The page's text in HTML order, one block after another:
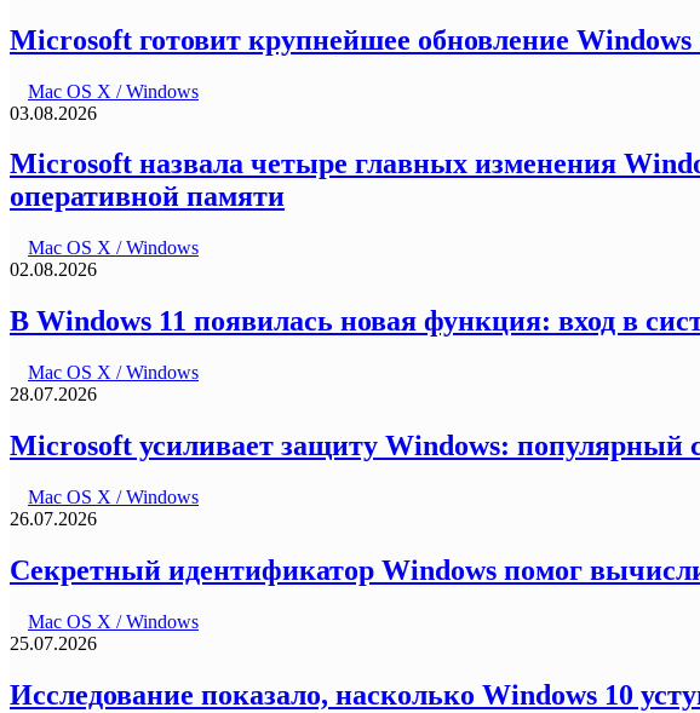
Microsoft готовит крупнейшее обновление
Mac OS X / Windows
03.08.2026
Microsoft назвала четыре главных изменения
оперативной памяти
Mac OS X / Windows
02.08.2026
В Windows 11 появилась новая функция: вход в
Mac OS X / Windows
28.07.2026
Microsoft усиливает защиту Windows: популярный
Mac OS X / Windows
26.07.2026
Секретный идентификатор Windows помог
Mac OS X / Windows
25.07.2026
Исследование показало, насколько Windows 10